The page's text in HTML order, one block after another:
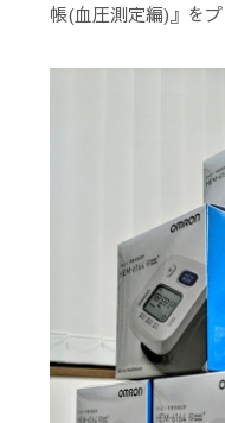
帳(血圧測定編)』を